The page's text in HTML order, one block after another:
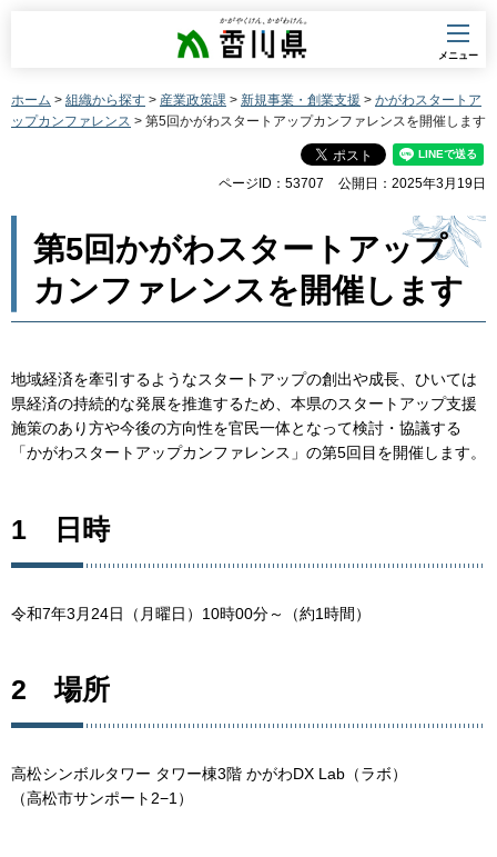
香川県
メニュー
ホーム > 組織から探す > 産業政策課 > 新規事業・創業支援 > かがわスタートア
ップカンファレンス > 第5回かがわスタートアップカンファレンスを開催します
ページID：53707 公開日：2025年3月19日
第5回かがわスタートアップ
カンファレンスを開催します
地域経済を牽引するようなスタートアップの創出や成長、ひいては
県経済の持続的な発展を推進するため、本県のスタートアップ支援
施策のあり方や今後の方向性を官民一体となって検討・協議する
「かがわスタートアップカンファレンス」の第5回目を開催します。
1 日時
令和7年3月24日（月曜日）10時00分～（約1時間）
2 場所
高松シンボルタワー タワー棟3階 かがわDX Lab（ラボ）
（高松市サンポート2−1）